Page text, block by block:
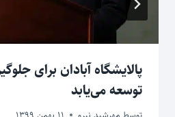
پالایشگاه آبادان برای
توسعه می‌یابد